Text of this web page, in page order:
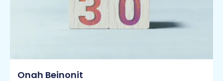
Onah Beinonit